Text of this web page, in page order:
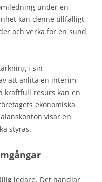
under en
kan denne tillfälligt
och verka för en sund
i sin
att anlita en interim
kraftfull resurs kan en
ekonomiska
visar en
styras.
ledare. Det handlar